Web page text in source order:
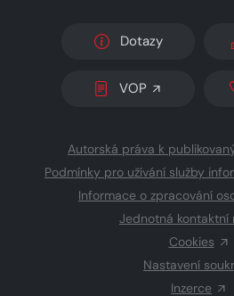
Dotazy
VOP
Autorská práva k
Podmínky pro užívání služby
Informace o zpracování
Jednotná kontaktní
Cookies
Nastavení
Inzerce